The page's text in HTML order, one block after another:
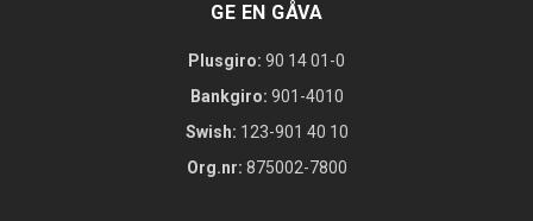
GE EN GÅVA
Plusgiro: 90 14 01-0
Bankgiro: 901-4010
Swish: 123-901 40 10
Org.nr: 875002-7800